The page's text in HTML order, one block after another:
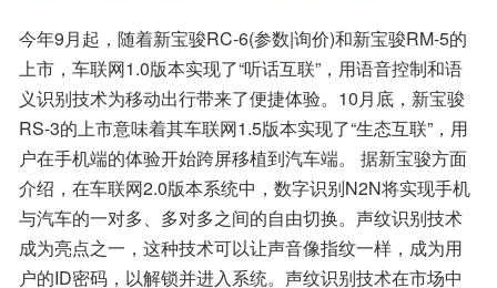
今年9月起，随着新宝骏RC-6(参数|询价)和新宝骏RM-5的
上市，车联网1.0版本实现了“听话互联”，用语音控制和语
义识别技术为移动出行带来了便捷体验。10月底，新宝骏
RS-3的上市意味着其车联网1.5版本实现了“生态互联”，用
户在手机端的体验开始跨屏移植到汽车端。 据新宝骏方面
介绍，在车联网2.0版本系统中，数字识别N2N将实现手机
与汽车的一对多、多对多之间的自由切换。声纹识别技术
成为亮点之一，这种技术可以让声音像指纹一样，成为用
户的ID密码，以解锁并进入系统。声纹识别技术在市场中